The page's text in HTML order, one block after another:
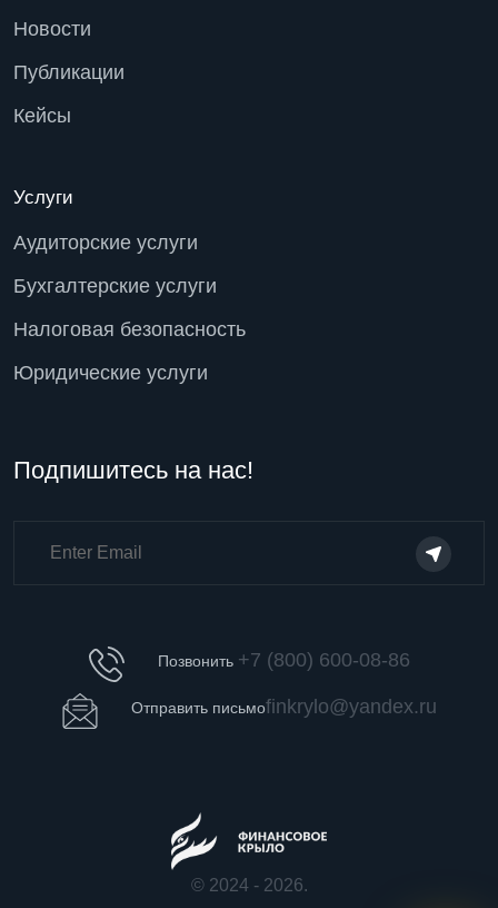
Новости
Публикации
Кейсы
Услуги
Аудиторские услуги
Бухгалтерские услуги
Налоговая безопасность
Юридические услуги
Подпишитесь на нас!
Позвонить +7 (800) 600-08-86
Отправить письмоfinkrylo@yandex.ru
© 2024 - 2026.